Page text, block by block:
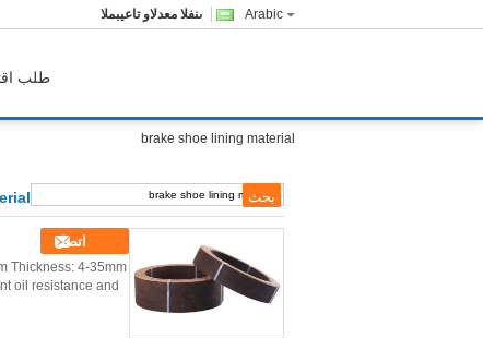
Arabic المبيعات والدعم الفنى
طلب
brake shoe lining material
اتصل
Thickness: 4-35mm
oil resistance and